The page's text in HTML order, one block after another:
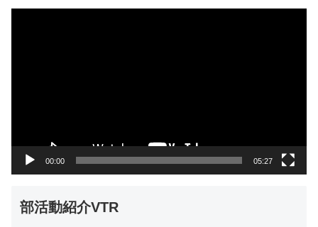
00:00 05:27
部活動紹介VTR